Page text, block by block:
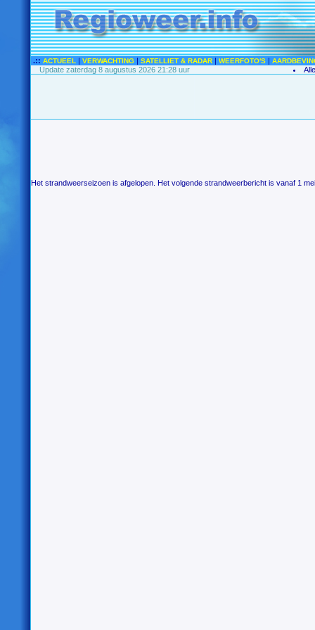
.:: ACTUEEL | VERWACHTING | SATELLIET & RADAR | WEERFOTO'S |
Update zaterdag 8 augustus 2026 21:28 uur
Het strandweerseizoen is afgelopen. Het volgende strandweerbericht is vanaf 1